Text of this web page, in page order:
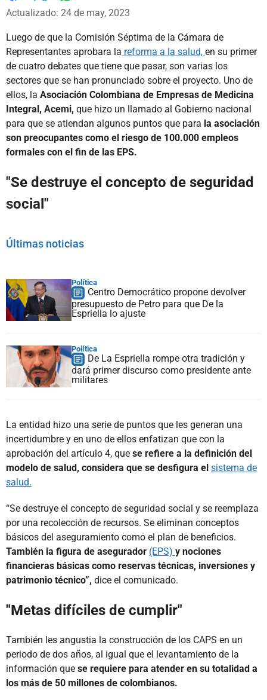
Facebook
X
Actualizado: 24 de may, 2023
Luego de que la Comisión Séptima de la Cámara de
Representantes aprobara la reforma a la salud, en su primer
de cuatro debates que tiene que pasar, son varias los
sectores que se han pronunciado sobre el proyecto. Uno de
ellos, la Asociación Colombiana de Empresas de Medicina
Integral, Acemi, que hizo un llamado al Gobierno nacional
para que se atiendan algunos puntos que para la asociación
son preocupantes como el riesgo de 100.000 empleos
formales con el fin de las EPS.
"Se destruye el concepto de seguridad
social"
Últimas noticias
Política
Centro Democrático propone devolver
presupuesto de Petro para que De la
Espriella lo ajuste
Política
De La Espriella rompe otra tradición y
dará primer discurso como presidente ante
militares
La entidad hizo una serie de puntos que les generan una
incertidumbre y en uno de ellos enfatizan que con la
aprobación del artículo 4, que se refiere a la definición del
modelo de salud, considera que se desfigura el sistema de
salud.
“Se destruye el concepto de seguridad social y se reemplaza
por una recolección de recursos. Se eliminan conceptos
básicos del aseguramiento como el plan de beneficios.
También la figura de asegurador (EPS) y nociones
financieras básicas como reservas técnicas, inversiones y
patrimonio técnico”, dice el comunicado.
"Metas difíciles de cumplir"
También les angustia la construcción de los CAPS en un
periodo de dos años, al igual que el levantamiento de la
información que se requiere para atender en su totalidad a
los más de 50 millones de colombianos.